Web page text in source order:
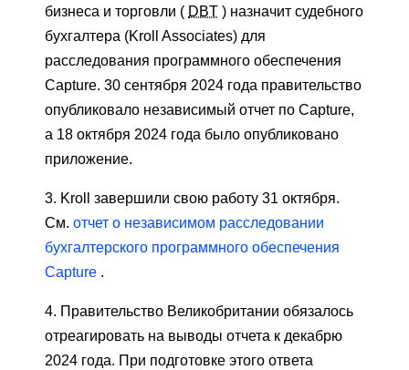
бизнеса и торговли ( DBT ) назначит судебного
бухгалтера (Kroll Associates) для
расследования программного обеспечения
Capture. 30 сентября 2024 года правительство
опубликовало независимый отчет по Capture,
а 18 октября 2024 года было опубликовано
приложение.
3. Kroll завершили свою работу 31 октября.
См. отчет о независимом расследовании
бухгалтерского программного обеспечения
Capture .
4. Правительство Великобритании обязалось
отреагировать на выводы отчета к декабрю
2024 года. При подготовке этого ответа